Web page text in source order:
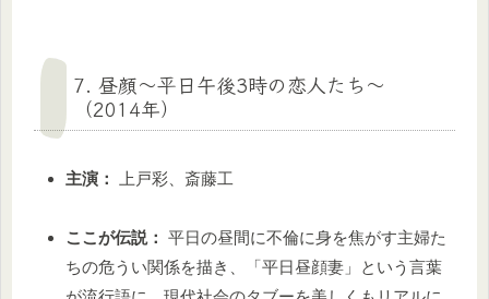
7. 昼顔〜平日午後3時の恋人たち〜
（2014年）
主演： 上戸彩、斎藤工
ここが伝説： 平日の昼間に不倫に身を焦がす主婦た
ちの危うい関係を描き、「平日昼顔妻」という言葉